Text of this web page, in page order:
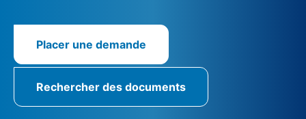
Placer une demande
Rechercher des documents